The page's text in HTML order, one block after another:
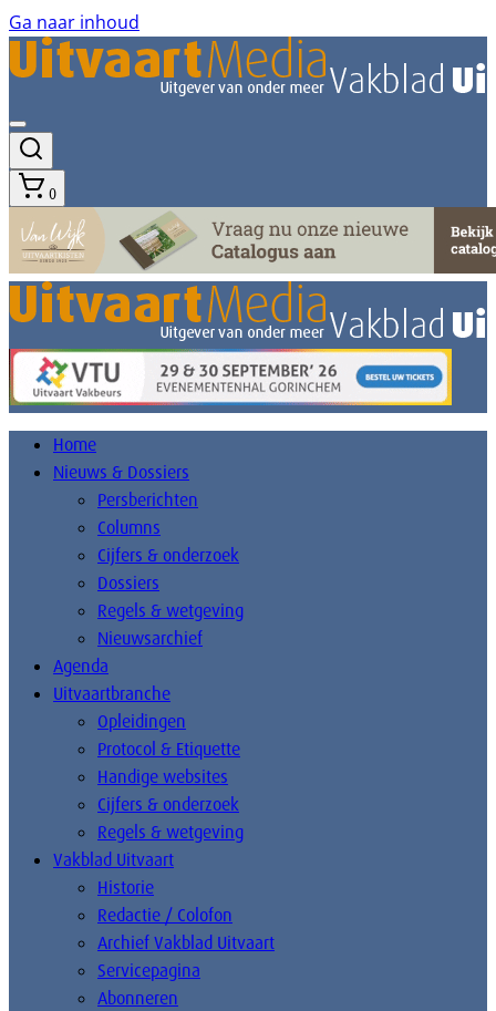
Ga naar inhoud
0
Home
Nieuws & Dossiers
Persberichten
Columns
Cijfers & onderzoek
Dossiers
Regels & wetgeving
Nieuwsarchief
Agenda
Uitvaartbranche
Opleidingen
Protocol & Etiquette
Handige websites
Cijfers & onderzoek
Regels & wetgeving
Vakblad Uitvaart
Historie
Redactie / Colofon
Archief Vakblad Uitvaart
Servicepagina
Abonneren